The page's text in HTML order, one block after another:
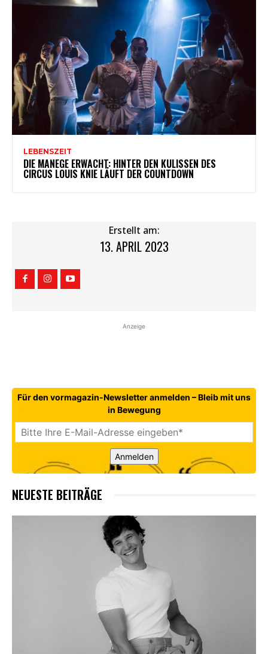
LEBENSZEIT
DIE MANEGE ERWACHT: HINTER DEN KULISSEN DES
CIRCUS LOUIS KNIE LÄUFT DER COUNTDOWN
Erstellt am:
13. APRIL 2023
Anzeige
Für den vormagazin-Newsletter anmelden – Bleib mit uns
in Bewegung
Anmelden
NEUESTE BEITRÄGE